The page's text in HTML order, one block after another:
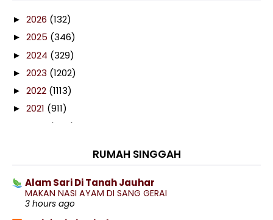
► 2026 (132)
► 2025 (346)
► 2024 (329)
► 2023 (1202)
► 2022 (1113)
► 2021 (911)
(460)
► 2017(359)
▼2016(538)
December
RUMAH SINGGAH
Alam Sari Di Tanah Jauhar
MAKAN NASI AYAM DI SANG GERAI
3 hours ago